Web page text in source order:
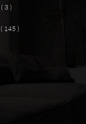
( 3 )
( 145 )